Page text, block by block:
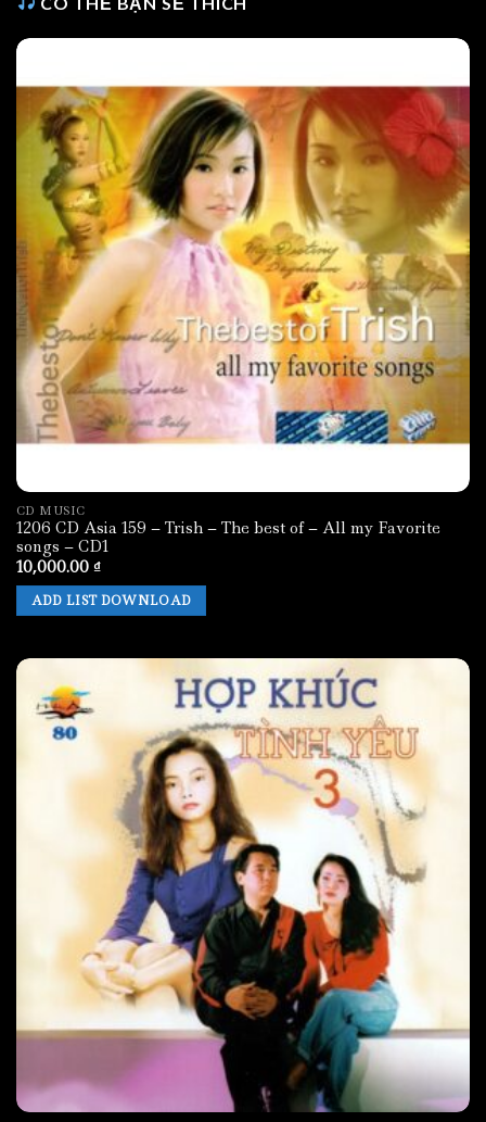
CD MUSIC
1206 CD Asia 159 – Trish – The best of – All my Favorite
songs – CD1
10,000.00 ₫
ADD LIST DOWNLOAD